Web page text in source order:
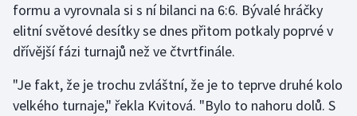
Golf
Gymnastika
Házená
formu a vyrovnala si s ní bilanci na 6:6. Bývalé hráčky
elitní světové desítky se dnes přitom potkaly poprvé v
dřívější fázi turnajů než ve čtvrtfinále.
"Je fakt, že je trochu zvláštní, že je to teprve druhé kolo
velkého turnaje," řekla Kvitová. "Bylo to nahoru dolů. S